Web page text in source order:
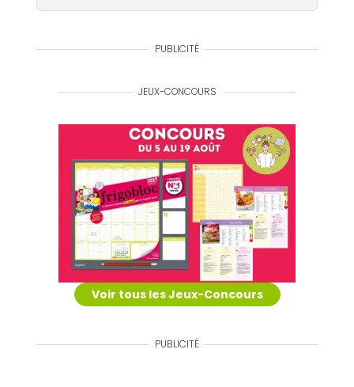
PUBLICITÉ
JEUX-CONCOURS
Voir tous les Jeux-Concours
PUBLICITÉ